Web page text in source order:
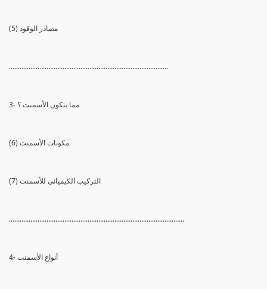
(5) مصادر الوقود
.........................................................................................
3- مما يتكون الأسمنت ؟
(6) مكونات الأسمنت
(7) التركيب الكيميائي للأسمنت
..................................................................................................
4- أنواع الأسمنت